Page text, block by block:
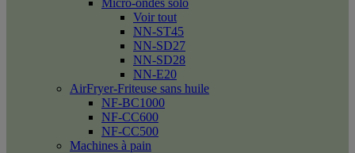
Micro-ondes solo
Voir tout
NN-ST45
NN-SD27
NN-SD28
NN-E20
AirFryer-Friteuse sans huile
NF-BC1000
NF-CC600
NF-CC500
Machines à pain